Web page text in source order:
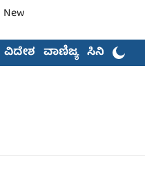
ವಿದೇಶ ವಾಣಿಜ್ಯ ಸಿನಿಮಾ